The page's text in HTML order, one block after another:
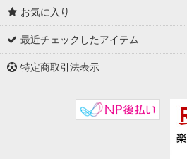
お気に入り
最近チェックしたアイテム
特定商取引法表示